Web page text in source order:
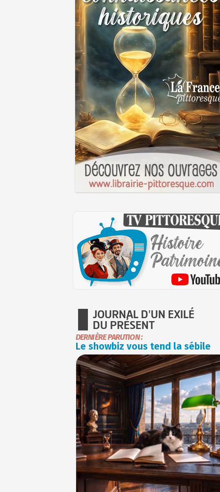
JOURNAL D'UN EXILÉ
DU PRÉSENT
DERNIÈRE PARUTION :
Le showbiz vous tend la sébile